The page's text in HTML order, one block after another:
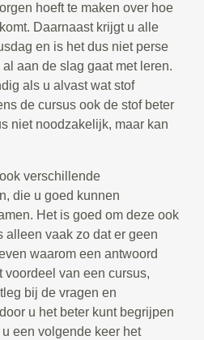
hoeft te maken over hoe
Daarnaast krijgt u alle
en is het dus niet perse
aan de slag gaat met leren.
als u alvast wat stof
de cursus ook de stof beter
niet noodzakelijk, maar kan
verschillende
die u goed kunnen
Het is goed om deze ook
alleen vaak zo dat er geen
waarom een antwoord
voordeel van een cursus,
bij de vragen en
u het beter kunt begrijpen
een volgende keer het